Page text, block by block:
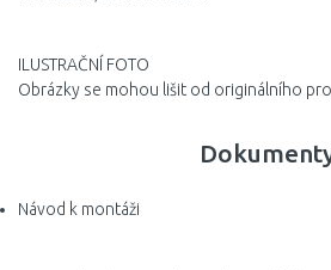
ILUSTRAČNÍ FOTO
Obrázky se mohou lišit od originálního
Návod k montáži